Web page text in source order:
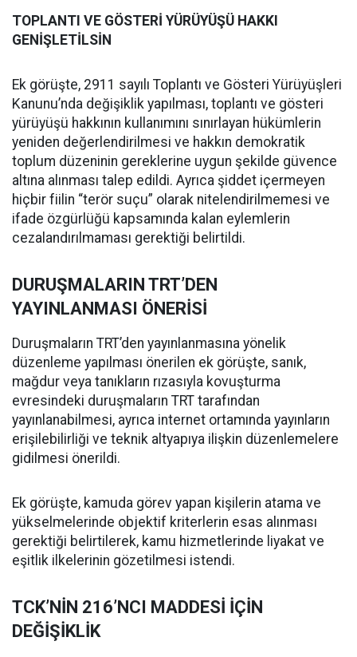
TOPLANTI VE GÖSTERİ YÜRÜYÜŞÜ HAKKI
GENİŞLETİLSİN
Ek görüşte, 2911 sayılı Toplantı ve Gösteri Yürüyüşleri
Kanunu’nda değişiklik yapılması, toplantı ve gösteri
yürüyüşü hakkının kullanımını sınırlayan hükümlerin
yeniden değerlendirilmesi ve hakkın demokratik
toplum düzeninin gereklerine uygun şekilde güvence
altına alınması talep edildi. Ayrıca şiddet içermeyen
hiçbir fiilin “terör suçu” olarak nitelendirilmemesi ve
ifade özgürlüğü kapsamında kalan eylemlerin
cezalandırılmaması gerektiği belirtildi.
DURUŞMALARIN TRT’DEN
YAYINLANMASI ÖNERİSİ
Duruşmaların TRT’den yayınlanmasına yönelik
düzenleme yapılması önerilen ek görüşte, sanık,
mağdur veya tanıkların rızasıyla kovuşturma
evresindeki duruşmaların TRT tarafından
yayınlanabilmesi, ayrıca internet ortamında yayınların
erişilebilirliği ve teknik altyapıya ilişkin düzenlemelere
gidilmesi önerildi.
Ek görüşte, kamuda görev yapan kişilerin atama ve
yükselmelerinde objektif kriterlerin esas alınması
gerektiği belirtilerek, kamu hizmetlerinde liyakat ve
eşitlik ilkelerinin gözetilmesi istendi.
TCK’NİN 216’NCI MADDESİ İÇİN
DEĞİŞİKLİK